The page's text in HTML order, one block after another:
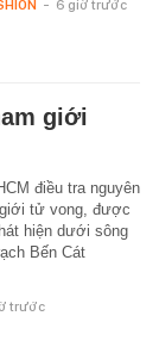
- 6 giờ trước
giới
điều tra nguyên
tử vong, được
hiện dưới sông
Bến Cát
trước